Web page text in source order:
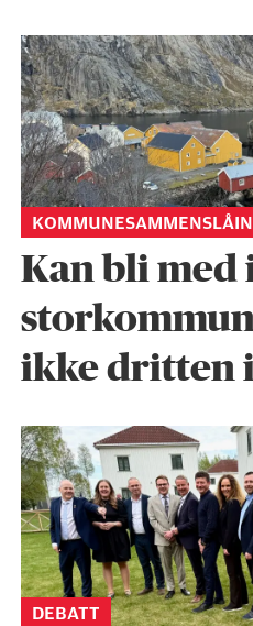
Kan bli med
ikke dritten
DEBATT